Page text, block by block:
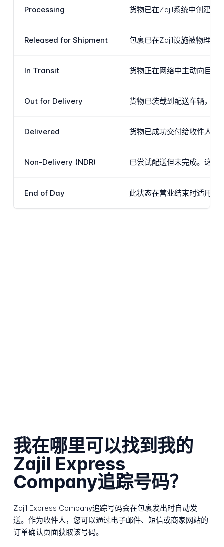
Processing 货物已在Zajil系统中创建和
Released for Shipment 包裹已在Zajil设施被物理收
In Transit 货物正在网络中主动向目的
Out for Delivery 货物已装载到配送车辆，计
Delivered 货物已成功交付给收件人。
Non-Delivery (NDR) 已尝试配送但未完成。这可
End of Day 此状态在营业结束时适用于
我在哪里可以找到我的
Zajil Express
Company追踪号码？
Zajil Express Company追踪号码会在包裹发出时自动发
送。作为收件人，您可以通过电子邮件、短信或商家网站的
订单确认页面获取该号码。